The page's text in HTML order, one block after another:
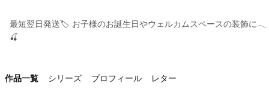
最短翌日発送🏷️ お子様のお誕生日やウェルカムスペースの装飾に𓂃
🍒
作品一覧 シリーズ プロフィール レター